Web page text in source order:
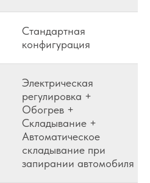
Стандартная
конфигурация
Электрическая
регулировка +
Обогрев +
Складывание +
Автоматическое
складывание при
запирании автомобиля